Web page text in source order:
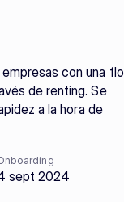
con una
de renting. Se
a la hora de
sept 2024